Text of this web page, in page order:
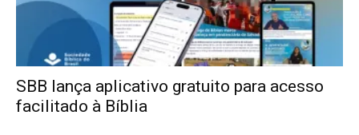
SBB lança aplicativo gratuito para acesso
facilitado à Bíblia